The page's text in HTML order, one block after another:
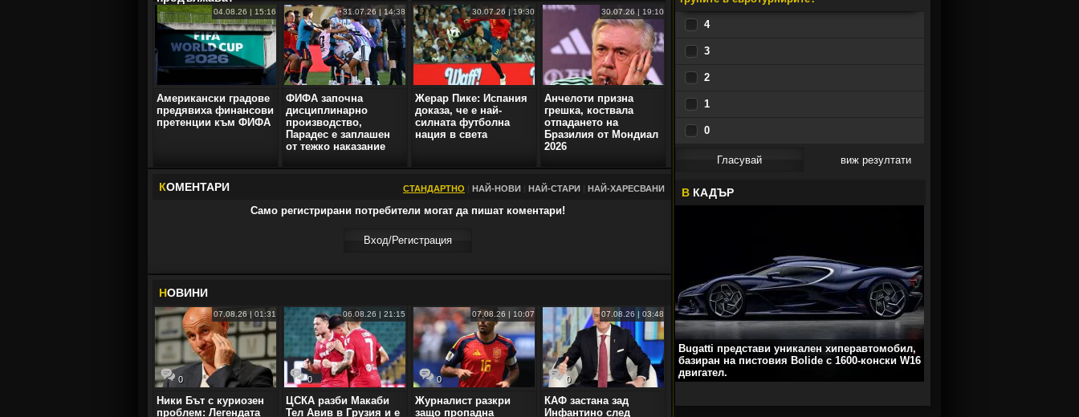
04.08.26 | 15:16
Американски градове
предявиха финансови
претенции към ФИФА
31.07.26 | 14:38
ФИФА започна
дисциплинарно
производство,
Парадес е заплашен
от тежко наказание
30.07.26 | 19:30
Жерар Пике: Испания
доказа, че е най-
силната футболна
нация в света
30.07.26 | 19:10
Анчелоти призна
грешка, коствала
отпадането на
Бразилия от Мондиал
2026
КОМЕНТАРИ СТАНДАРТНО НАЙ-НОВИ НАЙ-СТАРИ НАЙ-ХАРЕСВАНИ
Само регистрирани потребители могат да пишат коментари!
Вход/Регистрaция
НОВИНИ
0
07.08.26 | 01:31
Ники Бът с куриозен
проблем: Легендата
0
06.08.26 | 21:15
ЦСКА разби Макаби
Тел Авив в Грузия и е
0
07.08.26 | 10:07
Журналист разкри
защо пропадна
0
07.08.26 | 03:48
КАФ застана зад
Инфантино след
4
3
2
1
0
виж резултати
В КАДЪР
Bugatti представи уникален хиперавтомобил,
базиран на пистовия Bolide с 1600-конски W16
двигател.